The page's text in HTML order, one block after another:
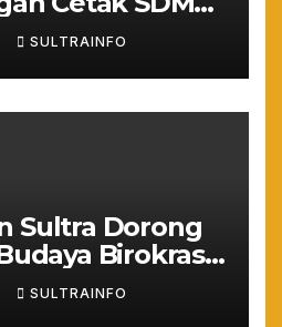
Wirausaha
SULTRAINFO
Sultra Dorong
Birokrasi
2026
SULTRAINFO